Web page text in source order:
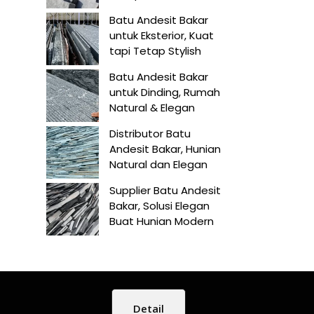
Batu Andesit Bakar
untuk Eksterior, Kuat
tapi Tetap Stylish
Batu Andesit Bakar
untuk Dinding, Rumah
Natural & Elegan
Distributor Batu
Andesit Bakar, Hunian
Natural dan Elegan
Supplier Batu Andesit
Bakar, Solusi Elegan
Buat Hunian Modern
Detail